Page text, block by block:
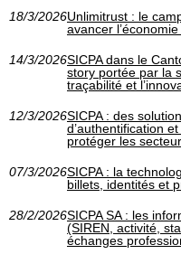
18/3/2026Unlimitrust : le
avancer
14/3/2026SICPA dans le
story portée par la
traçabilité et
12/3/2026SICPA : des
d’authentification
protéger les
07/3/2026SICPA : la
billets, identités et
28/2/2026SICPA SA : les
(SIREN, activité,
échanges